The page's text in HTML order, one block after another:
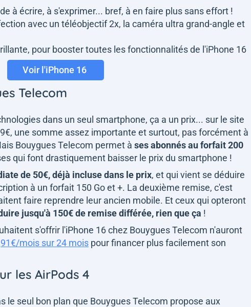
à écrire, à s'exprimer... bref, à en faire plus sans effort !
avec un téléobjectif 2x, la caméra ultra grand-angle et
pour booster toutes les fonctionnalités de l'iPhone 16
Voir l'iPhone 16
Telecom
dans un seul smartphone, ça a un prix... sur le site
une somme assez importante et surtout, pas forcément à
Bouygues Telecom permet à ses abonnés au forfait 200
qui font drastiquement baisser le prix du smartphone !
de 50€, déjà incluse dans le prix, et qui vient se déduire
à un forfait 150 Go et +. La deuxième remise, c'est
faire reprendre leur ancien mobile. Et ceux qui opteront
jusqu'à 150€ de remise différée, rien que ça !
s'offrir l'iPhone 16 chez Bouygues Telecom n'auront
mois sur 24 mois pour financer plus facilement son
les AirPods 4
le seul bon plan que Bouygues Telecom propose aux